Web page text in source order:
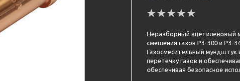
Неразборный ацетиленовый
смешения газов Р3-300 и Р3-
Газосмесительный
перетечку газов и
обеспечивая безопасное